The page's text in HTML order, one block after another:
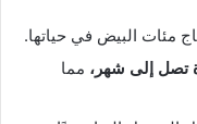
مئات البيض في حياتها.
تصل إلى شهر، مما